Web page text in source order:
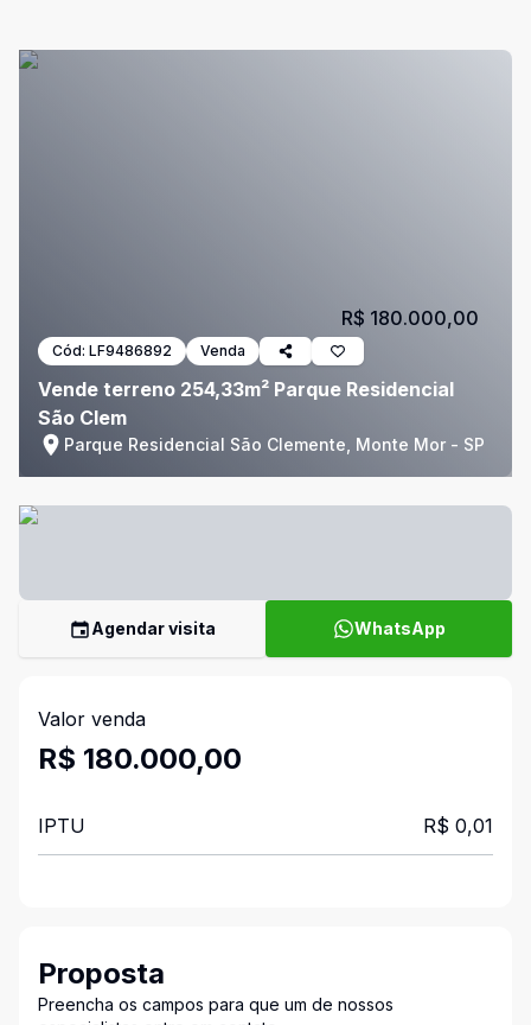
Cód: LF9486892 Venda
Vende terreno 254,33m² Parque Residencial
São Clem
Parque Residencial São Clemente, Monte Mor - SP
R$ 180.000,00
Agendar visita WhatsApp
Valor venda
R$ 180.000,00
IPTU R$ 0,01
Proposta
Preencha os campos para que um de nossos